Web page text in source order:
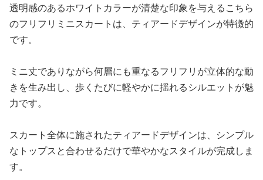
透明感のあるホワイトカラーが清楚な印象を与えるこちら
のフリフリミニスカートは、ティアードデザインが特徴的
です。
ミニ丈でありながら何層にも重なるフリフリが立体的な動
きを生み出し、歩くたびに軽やかに揺れるシルエットが魅
力です。
スカート全体に施されたティアードデザインは、シンプル
なトップスと合わせるだけで華やかなスタイルが完成しま
す。